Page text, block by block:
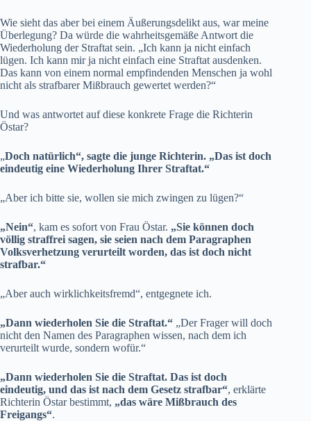
Wie sieht das aber bei einem Äußerungsdelikt aus, war meine
Überlegung? Da würde die wahrheitsgemäße Antwort die
Wiederholung der Straftat sein. „Ich kann ja nicht einfach
lügen. Ich kann mir ja nicht einfach eine Straftat ausdenken.
Das kann von einem normal empfindenden Menschen ja wohl
nicht als strafbarer Mißbrauch gewertet werden?“
Und was antwortet auf diese konkrete Frage die Richterin
Östar?
„Doch natürlich“, sagte die junge Richterin. „Das ist doch
eindeutig eine Wiederholung Ihrer Straftat.“
„Aber ich bitte sie, wollen sie mich zwingen zu lügen?“
„Nein“, kam es sofort von Frau Östar. „Sie können doch
völlig straffrei sagen, sie seien nach dem Paragraphen
Volksverhetzung verurteilt worden, das ist doch nicht
strafbar.“
„Aber auch wirklichkeitsfremd“, entgegnete ich.
„Dann wiederholen Sie die Straftat.“ „Der Frager will doch
nicht den Namen des Paragraphen wissen, nach dem ich
verurteilt wurde, sondern wofür.“
„Dann wiederholen Sie die Straftat. Das ist doch
eindeutig, und das ist nach dem Gesetz strafbar“, erklärte
Richterin Östar bestimmt, „das wäre Mißbrauch des
Freigangs“.